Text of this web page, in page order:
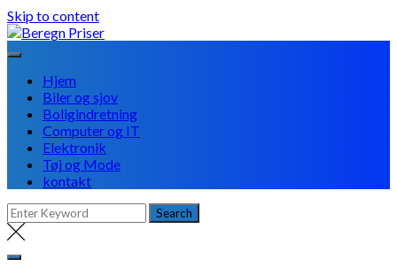
Skip to content
Hjem
Biler og sjov
Boligindretning
Computer og IT
Elektronik
Tøj og Mode
kontakt